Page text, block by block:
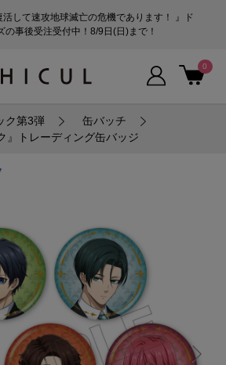
して速攻地球滅亡の危機であります！ 』ド
の事後受注受付中！8/9日(日)まで！
0
ク第3弾
缶バッチ
』トレーディング缶バッジ